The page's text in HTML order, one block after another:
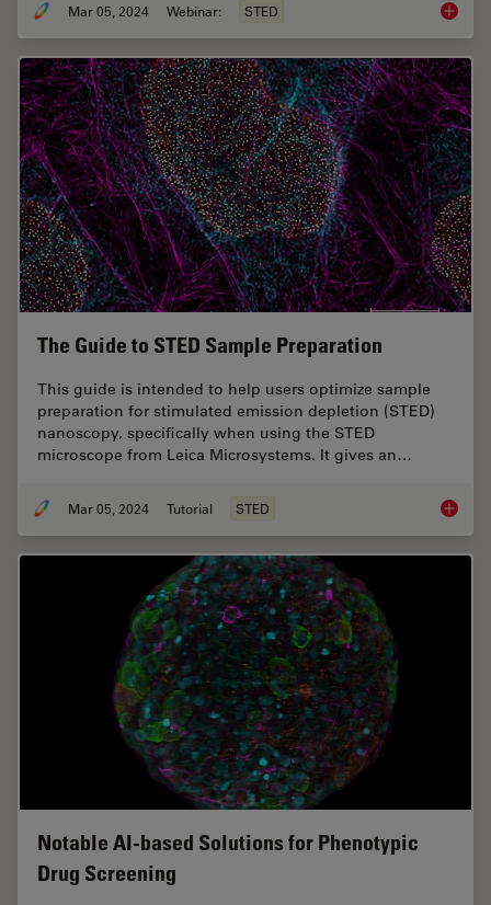
Mar 05, 2024 Webinar: STED
The Guide to STED Sample Preparation
This guide is intended to help users optimize sample
preparation for stimulated emission depletion (STED)
nanoscopy, specifically when using the STED
microscope from Leica Microsystems. It gives an…
Mar 05, 2024 Tutorial STED The
Notable AI-based Solutions for Phenotypic
Drug Screening